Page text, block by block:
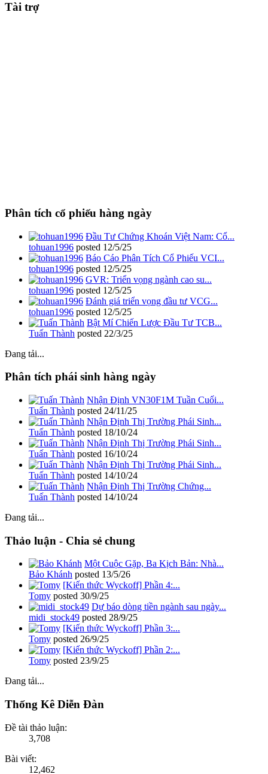
Tài trợ
Phân tích cổ phiếu hàng ngày
Đầu Tư Chứng Khoán Việt Nam: Cổ...
tohuan1996 posted 12/5/25
Báo Cáo Phân Tích Cổ Phiếu VCI...
tohuan1996 posted 12/5/25
GVR: Triển vọng ngành cao su...
tohuan1996 posted 12/5/25
Đánh giá triển vọng đầu tư VCG...
tohuan1996 posted 12/5/25
Bật Mí Chiến Lược Đầu Tư TCB...
Tuấn Thành posted 22/3/25
Đang tải...
Phân tích phái sinh hàng ngày
Nhận Định VN30F1M Tuần Cuối...
Tuấn Thành posted 24/11/25
Nhận Định Thị Trường Phái Sinh...
Tuấn Thành posted 18/10/24
Nhận Định Thị Trường Phái Sinh...
Tuấn Thành posted 16/10/24
Nhận Định Thị Trường Phái Sinh...
Tuấn Thành posted 14/10/24
Nhận Định Thị Trường Chứng...
Tuấn Thành posted 14/10/24
Đang tải...
Thảo luận - Chia sẻ chung
Một Cuộc Gặp, Ba Kịch Bản: Nhà...
Bảo Khánh posted 13/5/26
[Kiến thức Wyckoff] Phần 4:...
Tomy posted 30/9/25
Dự báo dòng tiền ngành sau ngày...
midi_stock49 posted 28/9/25
[Kiến thức Wyckoff] Phần 3:...
Tomy posted 26/9/25
[Kiến thức Wyckoff] Phần 2:...
Tomy posted 23/9/25
Đang tải...
Thống Kê Diễn Đàn
Đề tài thảo luận:
3,708
Bài viết:
12,462